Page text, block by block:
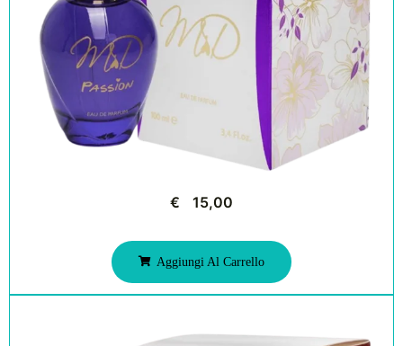
€ 15,00
Aggiungi Al Carrello